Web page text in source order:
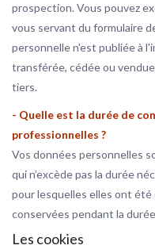
prospection. Vous pouvez
vous servant du formulaire
personnelle n'est publiée à
transférée, cédée ou
tiers.
- Quelle est la durée de
professionnelles ?
Vos données personnelles
qui n’excède pas la durée
pour lesquelles elles ont
conservées pendant la
Les cookies